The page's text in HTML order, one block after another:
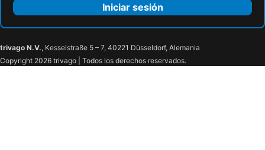
Iniciar sesión
trivago N.V., Kesselstraße 5 – 7, 40221 Düsseldorf, Alemania
Copyright 2026 trivago | Todos los derechos reservados.